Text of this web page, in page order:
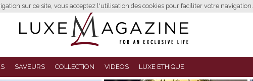
sur ce site, vous acceptez l'utilisation des cookies pour faciliter votre navigation.
SAVEURS COLLECTION VIDEOS LUXE ETHIQUE